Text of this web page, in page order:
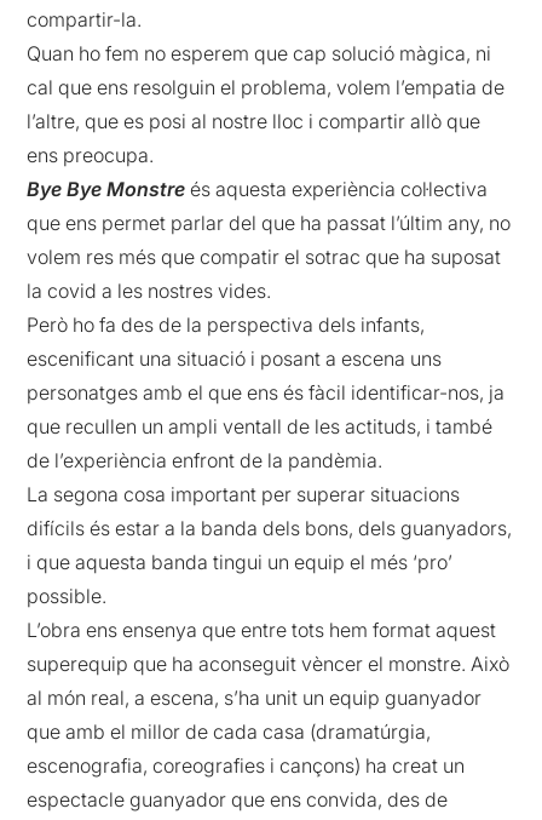
compartir-la.
Quan ho fem no esperem que cap solució màgica, ni
cal que ens resolguin el problema, volem l’empatia de
l’altre, que es posi al nostre lloc i compartir allò que
ens preocupa.
Bye Bye Monstre és aquesta experiència col·lectiva
que ens permet parlar del que ha passat l’últim any, no
volem res més que compatir el sotrac que ha suposat
la covid a les nostres vides.
Però ho fa des de la perspectiva dels infants,
escenificant una situació i posant a escena uns
personatges amb el que ens és fàcil identificar-nos, ja
que recullen un ampli ventall de les actituds, i també
de l’experiència enfront de la pandèmia.
La segona cosa important per superar situacions
difícils és estar a la banda dels bons, dels guanyadors,
i que aquesta banda tingui un equip el més ‘pro’
possible.
L’obra ens ensenya que entre tots hem format aquest
superequip que ha aconseguit vèncer el monstre. Això
al món real, a escena, s’ha unit un equip guanyador
que amb el millor de cada casa (dramatúrgia,
escenografia, coreografies i cançons) ha creat un
espectacle guanyador que ens convida, des de